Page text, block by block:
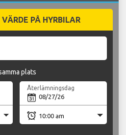
PÅ HYRBILAR
plats
Återlämningsdag